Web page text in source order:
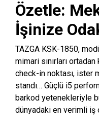
Özetle:
İşinize
TAZGA KSK-1850,
mimari sınırları
check-in noktası, ister
standı… Güçlü i5
barkod yetenekleriyle
dünyadaki en verimli iş